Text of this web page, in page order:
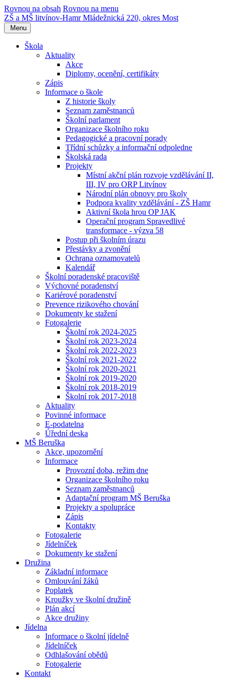
Rovnou na obsah Rovnou na menu
ZŠ a MŠ litvínov-HamrMládežnická 220, okres Most
Menu
Škola
Aktuality
Akce
Diplomy, ocenění, certifikáty
Zápis
Informace o škole
Z historie školy
Seznam zaměstnanců
Školní parlament
Organizace školního roku
Pedagogické a pracovní porady
Třídní schůzky a informační odpoledne
Školská rada
Projekty
Místní akční plán rozvoje vzdělávání II,
III, IV pro ORP Litvínov
Národní plán obnovy pro školy
Podpora kvality vzdělávání - ZŠ Hamr
Aktivní škola hrou OP JAK
Operační program Spravedlivé
transformace - výzva 58
Postup při školním úrazu
Přestávky a zvonění
Ochrana oznamovatelů
Kalendář
Školní poradenské pracoviště
Výchovné poradenství
Kariérové poradenství
Prevence rizikového chování
Dokumenty ke stažení
Fotogalerie
Školní rok 2024-2025
Školní rok 2023-2024
Školní rok 2022-2023
Školní rok 2021-2022
Školní rok 2020-2021
Školní rok 2019-2020
Školní rok 2018-2019
Školní rok 2017-2018
Aktuality
Povinné informace
E-podatelna
Úřední deska
MŠ Beruška
Akce, upozornění
Informace
Provozní doba, režim dne
Organizace školního roku
Seznam zaměstnanců
Adaptační program MŠ Beruška
Projekty a spolupráce
Zápis
Kontakty
Fotogalerie
Jídelníček
Dokumenty ke stažení
Družina
Základní informace
Omlouvání žáků
Poplatek
Kroužky ve školní družině
Plán akcí
Akce družiny
Jídelna
Informace o školní jídelně
Jídelníček
Odhlašování obědů
Fotogalerie
Kontakt